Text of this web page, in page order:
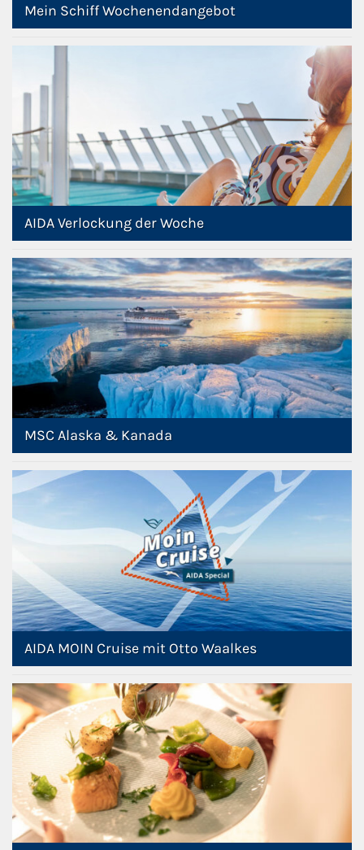
Mein Schiff Wochenendangebot
AIDA Verlockung der Woche
MSC Alaska & Kanada
AIDA MOIN Cruise mit Otto Waalkes